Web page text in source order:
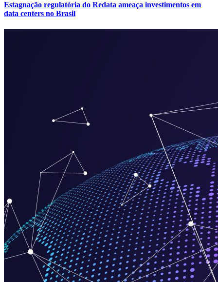
Estagnação regulatória do Redata ameaça investimentos em
data centers no Brasil